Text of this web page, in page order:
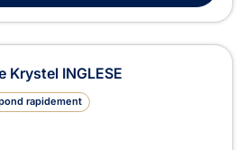
Krystel INGLESE
rapidement